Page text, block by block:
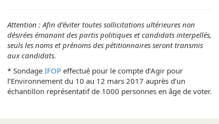
Attention : Afin d’éviter toutes sollicitations ultérieures non
désirées émanant des partis politiques et candidats interpellés,
seuls les noms et prénoms des pétitionnaires seront transmis
aux candidats.
* Sondage IFOP effectué pour le compte d’Agir pour
l’Environnement du 10 au 12 mars 2017 auprès d’un
échantillon représentatif de 1000 personnes en âge de voter.